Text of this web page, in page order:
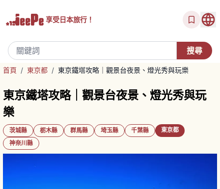
享受日本旅行！
首頁 / 東京都 / 東京鐵塔攻略｜觀景台夜景、燈光秀與玩樂
東京鐵塔攻略｜觀景台夜景、燈光秀與玩
樂
茨城縣 栃木縣 群馬縣 埼玉縣 千葉縣
東京都
神奈川縣